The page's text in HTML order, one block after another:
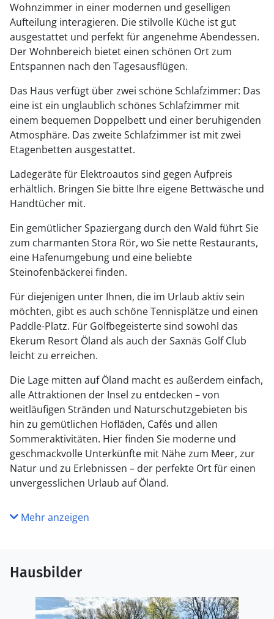
Wohnzimmer in einer modernen und geselligen
Aufteilung interagieren. Die stilvolle Küche ist gut
ausgestattet und perfekt für angenehme Abendessen.
Der Wohnbereich bietet einen schönen Ort zum
Entspannen nach den Tagesausflügen.
Das Haus verfügt über zwei schöne Schlafzimmer: Das
eine ist ein unglaublich schönes Schlafzimmer mit
einem bequemen Doppelbett und einer beruhigenden
Atmosphäre. Das zweite Schlafzimmer ist mit zwei
Etagenbetten ausgestattet.
Ladegeräte für Elektroautos sind gegen Aufpreis
erhältlich. Bringen Sie bitte Ihre eigene Bettwäsche und
Handtücher mit.
Ein gemütlicher Spaziergang durch den Wald führt Sie
zum charmanten Stora Rör, wo Sie nette Restaurants,
eine Hafenumgebung und eine beliebte
Steinofenbäckerei finden.
Für diejenigen unter Ihnen, die im Urlaub aktiv sein
möchten, gibt es auch schöne Tennisplätze und einen
Paddle-Platz. Für Golfbegeisterte sind sowohl das
Ekerum Resort Öland als auch der Saxnäs Golf Club
leicht zu erreichen.
Die Lage mitten auf Öland macht es außerdem einfach,
alle Attraktionen der Insel zu entdecken – von
weitläufigen Stränden und Naturschutzgebieten bis
hin zu gemütlichen Hofläden, Cafés und allen
Sommeraktivitäten. Hier finden Sie moderne und
geschmackvolle Unterkünfte mit Nähe zum Meer, zur
Natur und zu Erlebnissen – der perfekte Ort für einen
unvergesslichen Urlaub auf Öland.
Mehr anzeigen
Hausbilder